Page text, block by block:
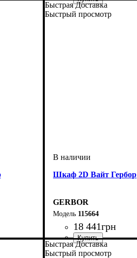
Быстрая Доставка
Быстрый просмотр
Шкаф 2D Вайт Гербор
GERBOR
115664
18 441грн
Быстрая Доставка
Быстрый просмотр